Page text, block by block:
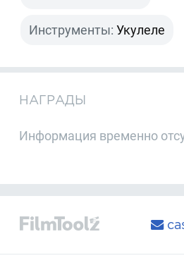
Инструменты: Укулеле
НАГРАДЫ
Информация временно